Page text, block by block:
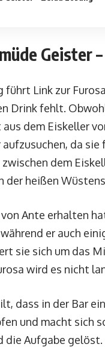
Geister
führt Link zur
Drink fehlt.
aus dem Eiskeller
da
zwischen dem
der heißen
Ante erhalten
er auch
sie sich um das
wird es nicht
dass in der Bar
und macht sich
die Aufgabe gelöst.